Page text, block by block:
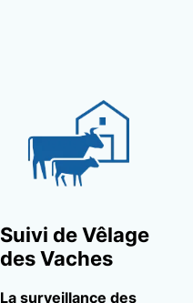
Suivi de Vêlage
des Vaches
La surveillance des